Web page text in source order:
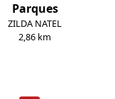
Parques
ZILDA NATEL
2,86 km